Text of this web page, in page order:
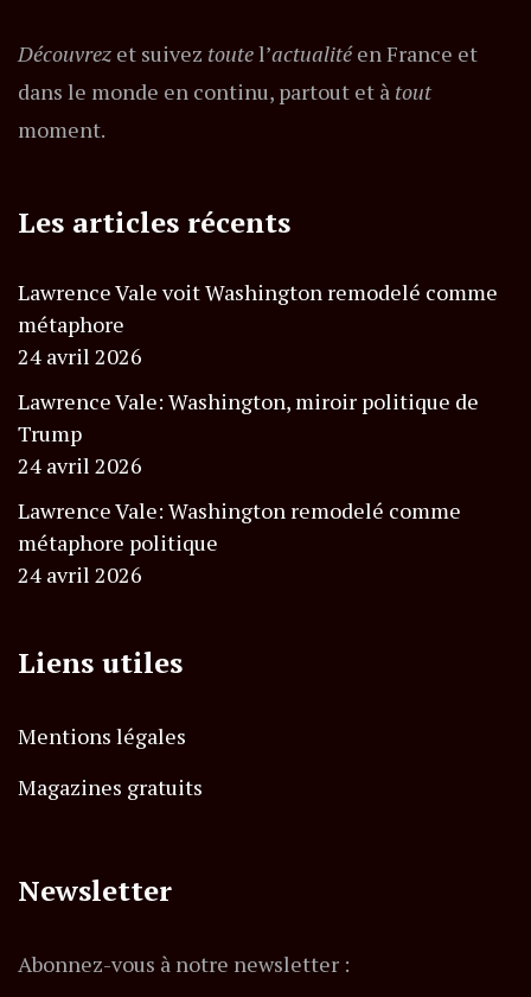
Découvrez et suivez toutel’actualitéen France et
dans le monde en continu, partout et à tout
moment.
Les articles récents
Lawrence Vale voit Washington remodelé comme
métaphore
24 avril 2026
Lawrence Vale: Washington, miroir politique de
Trump
24 avril 2026
Lawrence Vale: Washington remodelé comme
métaphore politique
24 avril 2026
Liens utiles
Mentions légales
Magazines gratuits
Newsletter
Abonnez-vous à notre newsletter :